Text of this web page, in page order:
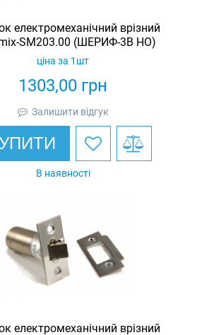
електромеханічний врізний
SM203.00 (ШЕРИФ-3В НО)
1303,00 грн
ціна за 1шт
Залишити відгук
В наявності
електромеханічний врізний